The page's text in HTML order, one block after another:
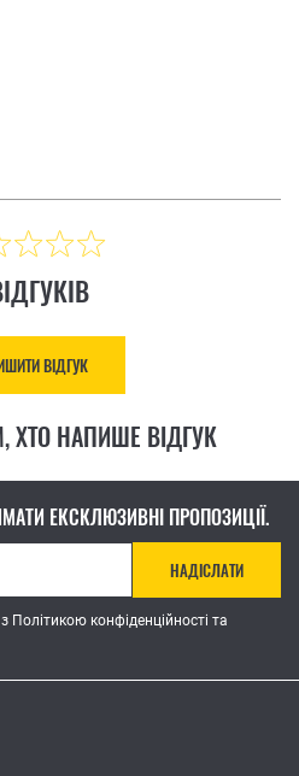
ВІДГУК
ХТО НАПИШЕ ВІДГУК
ЕКСКЛЮЗИВНІ ПРОПОЗИЦІЇ.
НАДІСЛАТИ
Політикою конфіденційності та